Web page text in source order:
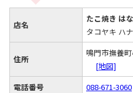
店名
たこ焼き は
タコヤキ ハ
住所
鳴門市撫養
[地図]
電話番号
088-671-3060